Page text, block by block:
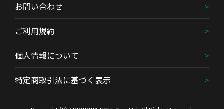
お問い合わせ
ご利用規約
個人情報について
特定商取引法に基づく表示